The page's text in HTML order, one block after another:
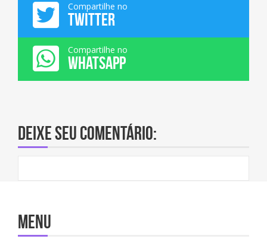
Compartilhe no
TWITTER
Compartilhe no
WHATSAPP
Deixe seu comentário:
Menu